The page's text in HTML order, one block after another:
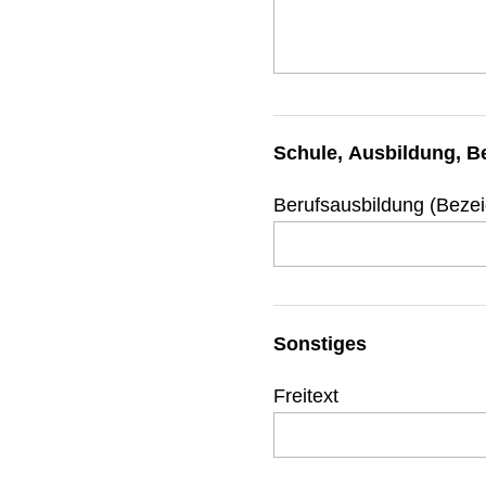
Schule, Ausbildung,
Berufsausbildung
Sonstiges
Freitext